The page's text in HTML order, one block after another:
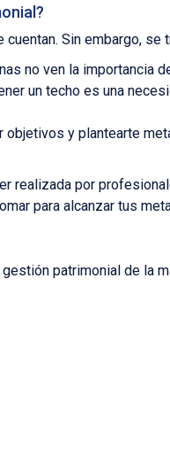
Sin embargo, se
no ven la importancia
un techo es una
y plantearte
realizada por
para alcanzar tus
patrimonial de la